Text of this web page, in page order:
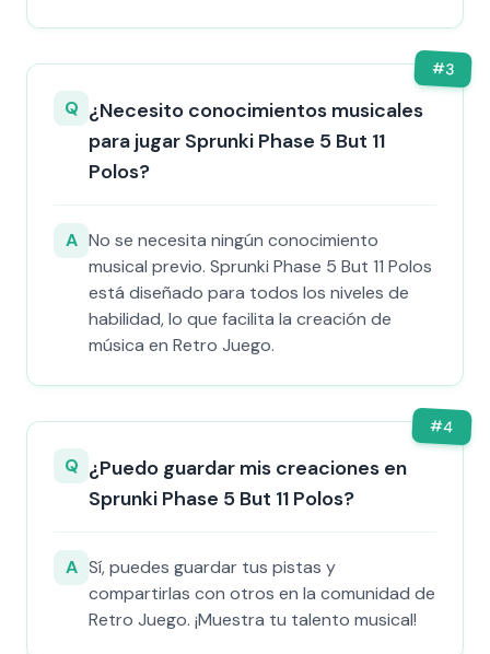
#3
Q ¿Necesito conocimientos musicales
para jugar Sprunki Phase 5 But 11
Polos?
A No se necesita ningún conocimiento
musical previo. Sprunki Phase 5 But 11 Polos
está diseñado para todos los niveles de
habilidad, lo que facilita la creación de
música en Retro Juego.
#4
Q ¿Puedo guardar mis creaciones en
Sprunki Phase 5 But 11 Polos?
A Sí, puedes guardar tus pistas y
compartirlas con otros en la comunidad de
Retro Juego. ¡Muestra tu talento musical!